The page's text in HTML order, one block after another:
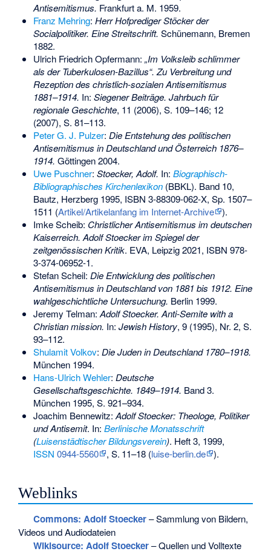
Antisemitismus. Frankfurt a. M. 1959.
Franz Mehring: Herr Hofprediger Stöcker der
Socialpolitiker. Eine Streitschrift. Schünemann, Bremen
1882.
Ulrich Friedrich Opfermann: „Im Volksleib schlimmer
als der Tuberkulosen-Bazillus“. Zu Verbreitung und
Rezeption des christlich-sozialen Antisemitismus
1881–1914. In: Siegener Beiträge. Jahrbuch für
regionale Geschichte, 11 (2006), S. 109–146; 12
(2007), S. 81–113.
Peter G. J. Pulzer: Die Entstehung des politischen
Antisemitismus in Deutschland und Österreich 1876–
1914. Göttingen 2004.
Uwe Puschner: Stoecker, Adolf. In: Biographisch-
Bibliographisches Kirchenlexikon(BBKL). Band 10,
Bautz, Herzberg 1995, ISBN 3-88309-062-X, Sp. 1507–
1511 (Artikel/Artikelanfang im Internet-Archive ).
Imke Scheib: Christlicher Antisemitismus im deutschen
Kaiserreich. Adolf Stoecker im Spiegel der
zeitgenössischen Kritik. EVA, Leipzig 2021, ISBN 978-
3-374-06952-1.
Stefan Scheil: Die Entwicklung des politischen
Antisemitismus in Deutschland von 1881 bis 1912. Eine
wahlgeschichtliche Untersuchung. Berlin 1999.
Jeremy Telman: Adolf Stoecker. Anti-Semite with a
Christian mission. In: Jewish History, 9 (1995), Nr. 2, S.
93–112.
Shulamit Volkov: Die Juden in Deutschland 1780–1918.
München 1994.
Hans-Ulrich Wehler: Deutsche
Gesellschaftsgeschichte. 1849–1914. Band 3.
München 1995, S. 921–934.
Joachim Bennewitz: Adolf Stoecker: Theologe, Politiker
und Antisemit. In: Berlinische Monatsschrift
(Luisenstädtischer Bildungsverein). Heft 3, 1999,
ISSN 0944-5560 , S. 11–18(luise-berlin.de ).
Weblinks
Commons: Adolf Stoecker– Sammlung von Bildern,
Videos und Audiodateien
Wikisource: Adolf Stoecker– Quellen und Volltexte